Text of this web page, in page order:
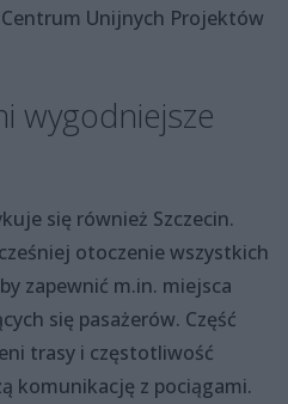
Unijnych Projektów
wygodniejsze
się również Szczecin.
otoczenie wszystkich
zapewnić m.in. miejsca
się pasażerów. Część
trasy i częstotliwość
komunikację z pociągami.